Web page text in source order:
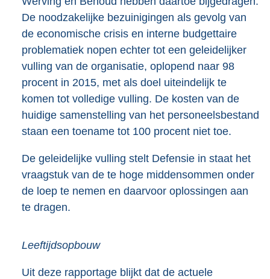
De noodzakelijke bezuinigingen als gevolg van
de economische crisis en interne budgettaire
problematiek nopen echter tot een geleidelijker
vulling van de organisatie, oplopend naar 98
procent in 2015, met als doel uiteindelijk te
komen tot volledige vulling. De kosten van de
huidige samenstelling van het personeelsbestand
staan een toename tot 100 procent niet toe.
De geleidelijke vulling stelt Defensie in staat het
vraagstuk van de te hoge middensommen onder
de loep te nemen en daarvoor oplossingen aan
te dragen.
Leeftijdsopbouw
Uit deze rapportage blijkt dat de actuele